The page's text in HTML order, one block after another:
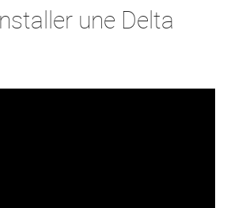
une Delta